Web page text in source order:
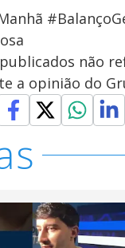
não
a opinião do